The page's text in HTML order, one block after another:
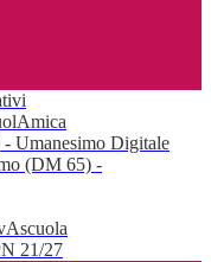
Umanesimo Digitale
(DM 65) -
21/27